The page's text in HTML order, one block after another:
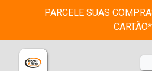
PARCELE SUAS
CARTÃO*